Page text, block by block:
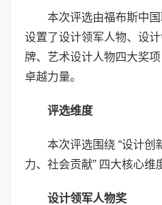
本次评选由福布斯中国
设置了设计领军人物、设
牌、艺术设计人物四大奖
卓越力量。
评选维度
本次评选围绕 “设计创
力、社会贡献” 四大核心维
设计领军人物奖